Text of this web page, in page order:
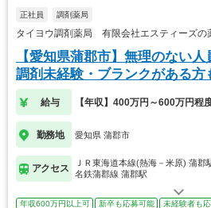
正社員 調剤薬局
タイヨウ調剤薬局 有限会社エスティーズの
【愛知県蒲郡市】無理のない人
調剤未経験・ブランクがある方
給与 【年収】400万円～600万円程
勤務地 愛知県 蒲郡市
アクセス
ＪＲ東海道本線(熱海－米原) 蒲郡
名鉄蒲郡線 蒲郡駅
年収600万円以上可 新卒も応募可能 未経験者も